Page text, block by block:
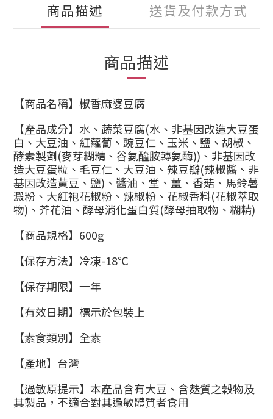
商品描述 送貨及付款方式
商品描述
【商品名稱】椒香麻婆豆腐
【產品成分】水、蔬菜豆腐(水、非基因改造大豆蛋
白、大豆油、紅蘿蔔、豌豆仁、玉米、鹽、胡椒、
酵素製劑(麥芽糊精、谷氨醯胺轉氨酶))、非基因改
造大豆蛋粒、毛豆仁、大豆油、辣豆瓣(辣椒醬、非
基因改造黃豆、鹽)、醬油、堂、薑、香菇、馬鈴薯
澱粉、大紅袍花椒粉、辣椒粉、花椒香料(花椒萃取
物)、芥花油、酵母消化蛋白質(酵母抽取物、糊精)
【商品規格】600g
【保存方法】冷凍-18℃
【保存期限】一年
【有效日期】標示於包裝上
【素食類別】全素
【產地】台灣
【過敏原提示】本產品含有大豆、含麩質之穀物及
其製品，不適合對其過敏體質者食用